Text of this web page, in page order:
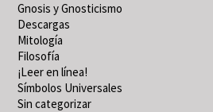
Gnosis y Gnosticismo
Descargas
Mitología
Filosofía
¡Leer en línea!
Símbolos Universales
Sin categorizar